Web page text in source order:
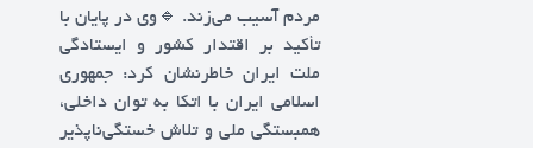
مردم آسیب می‌زند. 🔹️وی در پایان با
تأکید بر اقتدار کشور و ایستادگی
ملت ایران خاطرنشان کرد: جمهوری
اسلامی ایران با اتکا به توان داخلی،
همبستگی ملی و تلاش خستگی‌ناپذیر